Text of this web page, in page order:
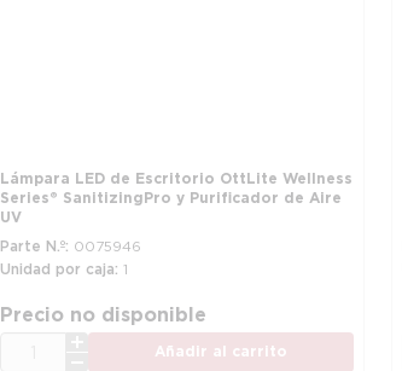
Lámpara LED de Escritorio OttLite Wellness
Series® SanitizingPro y Purificador de Aire
UV
Parte N.º 0075946
Unidad por caja 1
Precio no disponible
Añadir al carrito